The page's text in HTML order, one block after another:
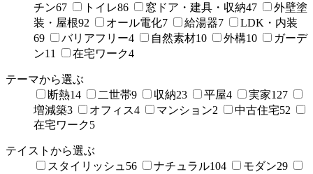
チン67 トイレ86 窓ドア・建具・収納47
外壁塗
装・屋根92 オール電化7 給湯器7
LDK・内装
69
バリアフリー4 自然素材10 外構10
ガーデ
ン11 在宅ワーク4
テーマから選ぶ
断熱14 二世帯9 収納23 平屋4 実家127
増減築3 オフィス4 マンション2 中古住宅52
在宅ワーク5
テイストから選ぶ
スタイリッシュ 56 ナチュラル104 モダン29